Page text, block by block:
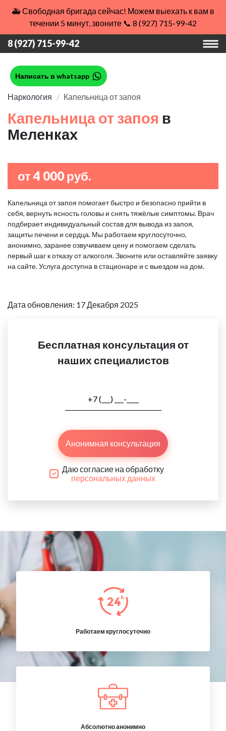
🚑 Свободная бригада сейчас! Можем выехать к вам в
течении 5 минут, звоните 📞 8 (927) 715-99-42
8 (927) 715-99-42
Написать в whatsapp
Наркология Капельница от запоя
Капельница от запоя в
Меленках
от 4 000 руб.
Капельница от запоя помогает быстро и безопасно прийти в
себя, вернуть ясность головы и снять тяжёлые симптомы. Врач
подбирает индивидуальный состав для вывода из запоя,
защиты печени и сердца. Мы работаем круглосуточно,
анонимно, заранее озвучиваем цену и помогаем сделать
первый шаг к отказу от алкоголя. Звоните или оставляйте заявку
на сайте. Услуга доступна в стационаре и с выездом на дом.
Дата обновления: 17 Декабря 2025
Бесплатная консультация от
наших специалистов
Анонимная консультация
Даю согласие на обработку
персональных данных
Работаем круглосуточно
Абсолютно анонимно